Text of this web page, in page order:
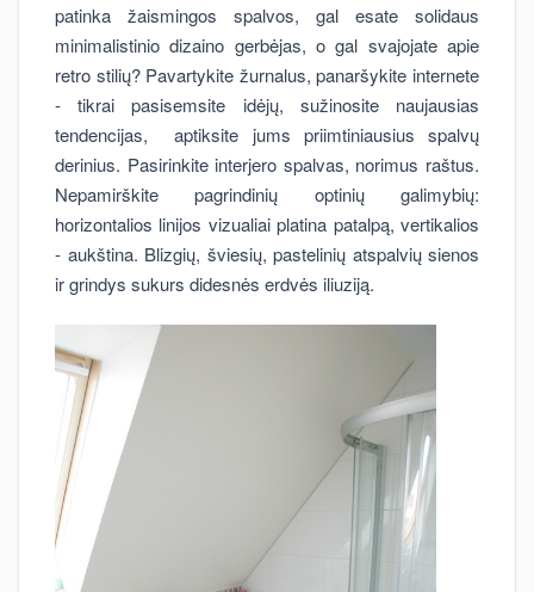
patinka žaismingos spalvos, gal esate solidaus
minimalistinio dizaino gerbėjas, o gal svajojate apie
retro stilių? Pavartykite žurnalus, panaršykite internete
- tikrai pasisemsite idėjų, sužinosite naujausias
tendencijas, aptiksite jums priimtiniausius spalvų
derinius. Pasirinkite interjero spalvas, norimus raštus.
Nepamirškite pagrindinių optinių galimybių:
horizontalios linijos vizualiai platina patalpą, vertikalios
- aukština. Blizgių, šviesių, pastelinių atspalvių sienos
ir grindys sukurs didesnės erdvės iliuziją.